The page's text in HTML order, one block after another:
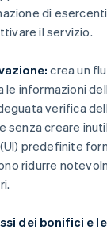
di
il servizio.
crea un
le informazioni
verifica
senza creare
predefinite
ridurre
dei bonifici e